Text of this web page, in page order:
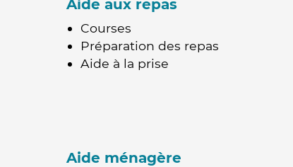
Aide aux repas
Courses
Préparation des repas
Aide à la prise
Aide ménagère